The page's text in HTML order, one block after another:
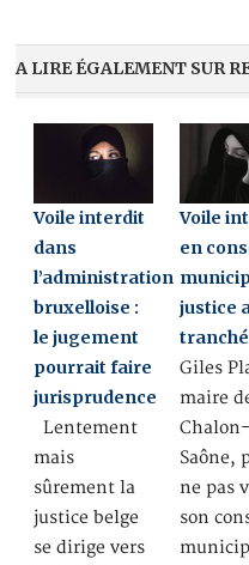
A LIRE ÉGALEMENT SUR
Voile interdit
dans
l’administration
bruxelloise :
le jugement
pourrait faire
jurisprudence
Lentement
mais
sûrement la
justice belge
se dirige vers
Voile
en
justice
tranché
Giles
maire
Saône,
ne pas
son